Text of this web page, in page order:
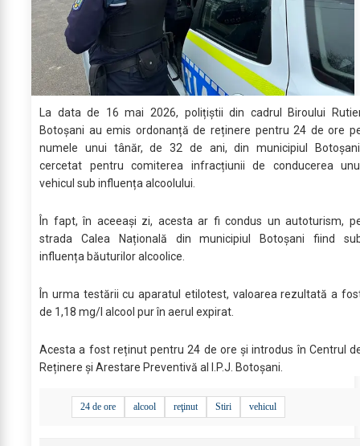
La data de 16 mai 2026, polițiștii din cadrul Biroului
Botoșani au emis ordonanță de reținere pentru 24 de ore
numele unui tânăr, de 32 de ani, din municipiul
cercetat pentru comiterea infracțiunii de conducerea
vehicul sub influența alcoolului.
În fapt, în aceeași zi, acesta ar fi condus un autoturism,
strada Calea Națională din municipiul Botoșani fiind
influența băuturilor alcoolice.
În urma testării cu aparatul etilotest, valoarea rezultată a
de 1,18 mg/l alcool pur în aerul expirat.
Acesta a fost reținut pentru 24 de ore și introdus în Centrul
Reținere și Arestare Preventivă al I.P.J. Botoșani.
24 de ore alcool reţinut Stiri vehicul